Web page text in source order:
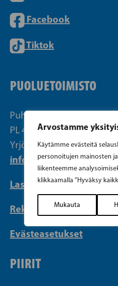
Arvostamme
Käytämme evästeitä
personoitujen mainosten
liikenteemme
klikkaamalla ”Hyväksy
Mukauta
Facebook
Tiktok
PUOLUETOIMISTO
Puhelin (09) 693 070
PL 430, 00101 Helsinki
Yrjönkatu 27, 00100
info@sfp.fi
Laskutustiedot
Rekisteri- ja
Evästeasetukset
PIIRIT